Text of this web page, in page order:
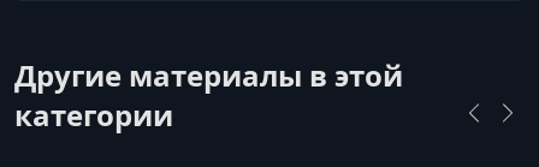
упражнений и формированию устойчивых
двигательных навыков.
Другие материалы в этой
категории